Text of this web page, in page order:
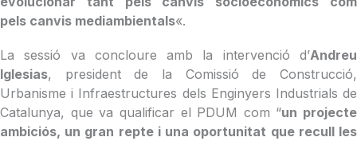
pels canvis mediambientals«.
La sessió va concloure amb la intervenció d’Andreu
Iglesias, president de la Comissió de Construcció,
Urbanisme i Infraestructures dels Enginyers Industrials de
Catalunya, que va qualificar el PDUM com “un projecte
ambiciós, un gran repte i una oportunitat que recull les